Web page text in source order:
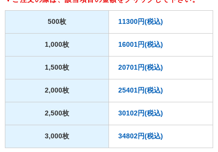
500枚 11300円(税込)
1,000枚 16001円(税込)
1,500枚 20701円(税込)
2,000枚 25401円(税込)
2,500枚 30102円(税込)
3,000枚 34802円(税込)